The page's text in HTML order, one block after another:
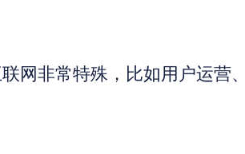
网非常特殊，比如用户运营